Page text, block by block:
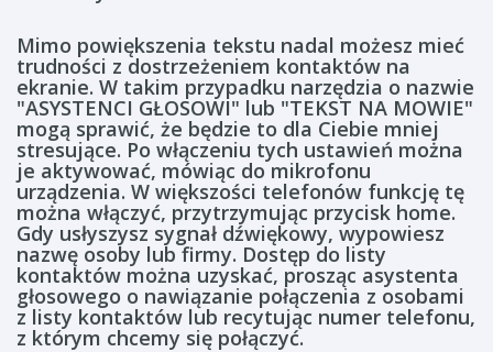
Mimo powiększenia tekstu nadal możesz mieć
trudności z dostrzeżeniem kontaktów na
ekranie. W takim przypadku narzędzia o nazwie
"ASYSTENCI GŁOSOWI" lub "TEKST NA MOWIE"
mogą sprawić, że będzie to dla Ciebie mniej
stresujące. Po włączeniu tych ustawień można
je aktywować, mówiąc do mikrofonu
urządzenia. W większości telefonów funkcję tę
można włączyć, przytrzymując przycisk home.
Gdy usłyszysz sygnał dźwiękowy, wypowiesz
nazwę osoby lub firmy. Dostęp do listy
kontaktów można uzyskać, prosząc asystenta
głosowego o nawiązanie połączenia z osobami
z listy kontaktów lub recytując numer telefonu,
z którym chcemy się połączyć.